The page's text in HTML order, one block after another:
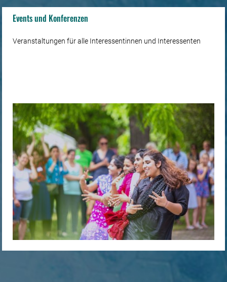
Events und Konferenzen
Veranstaltungen für alle Interessentinnen und Interessenten